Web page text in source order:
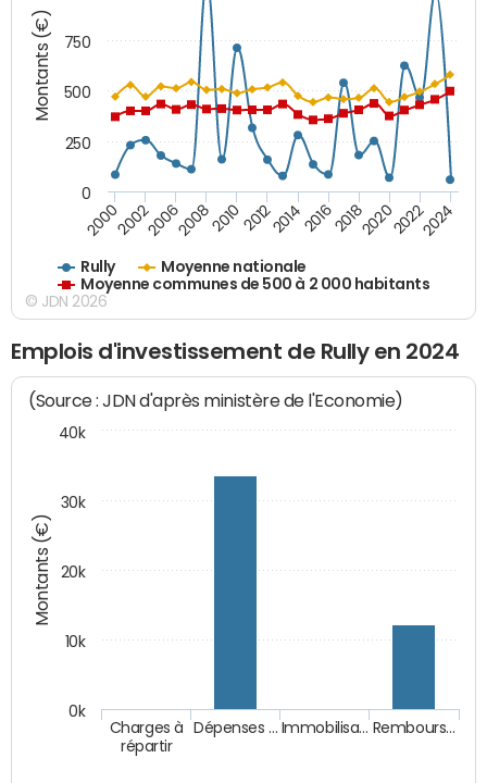
Montants (€)
Rully
Moyenne nationale
Moyenne communes de 500 à 2 000 habitants
200020022006200820102012201420162018202020222024
0
250
500
750
© JDN 2026
Emplois d'investissement de Rully en 2024
Montants (€)
(Source : JDN d'après ministère de l'Economie)
Charges à
répartir
Dépenses … Immobilisa… Rembours…
0k
10k
20k
30k
40k